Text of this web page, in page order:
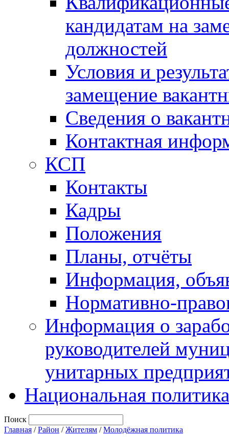
кандидатам на
должностей
Условия и
замещение
Сведения о
Контактная
КСП
Контакты
Кадры
Положения
Планы, отчёты
Информация,
Нормативно-
Информация о
руководителей
унитарных
Национальная политика
Поиск
Главная /Район /Жителям /Молодёжная политика